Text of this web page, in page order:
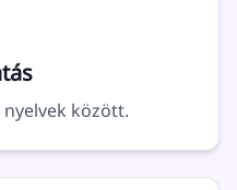
nyelvek között.